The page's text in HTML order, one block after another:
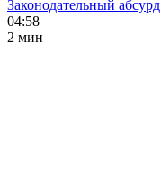
Законодательный абсурд
04:58
2 мин